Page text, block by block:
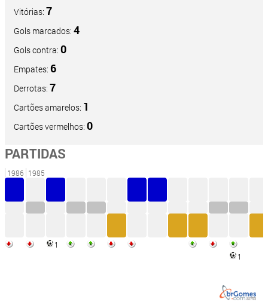
Vitórias: 7
Gols marcados: 4
Gols contra: 0
Empates: 6
Derrotas: 7
Cartões amarelos: 1
Cartões vermelhos: 0
PARTIDAS
1986 1985
1
1